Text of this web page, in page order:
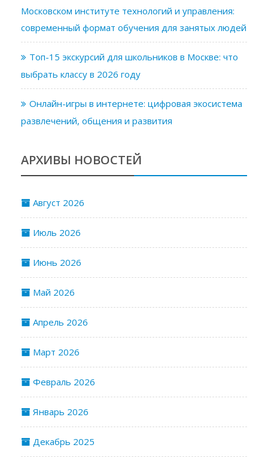
Московском институте технологий и управления:
современный формат обучения для занятых людей
Топ-15 экскурсий для школьников в Москве: что
выбрать классу в 2026 году
Онлайн-игры в интернете: цифровая экосистема
развлечений, общения и развития
АРХИВЫ НОВОСТЕЙ
Август 2026
Июль 2026
Июнь 2026
Май 2026
Апрель 2026
Март 2026
Февраль 2026
Январь 2026
Декабрь 2025